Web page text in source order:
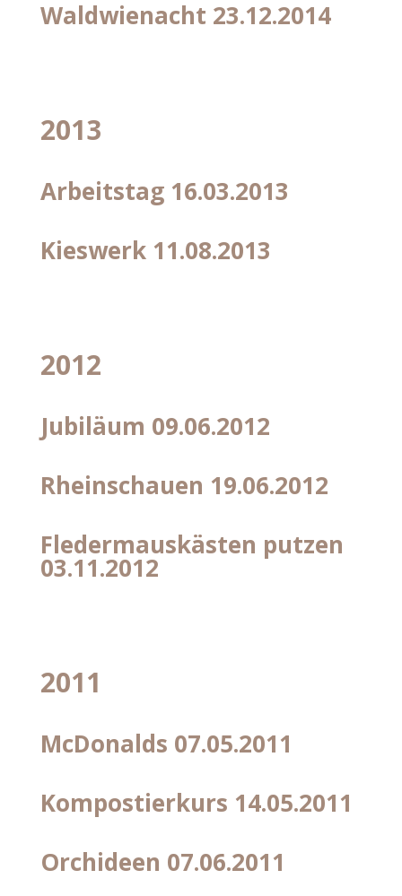
Waldwienacht 23.12.2014
2013
Arbeitstag 16.03.2013
Kieswerk 11.08.2013
2012
Jubiläum 09.06.2012
Rheinschauen 19.06.2012
Fledermauskästen putzen
03.11.2012
2011
McDonalds 07.05.2011
Kompostierkurs 14.05.2011
Orchideen 07.06.2011